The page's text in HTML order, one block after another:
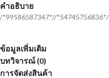
คำอธิบาย
/*99586587347*//*54745756836*/
ข้อมูลเพิ่มเติม
บทวิจารณ์ (0)
การจัดส่งสินค้า